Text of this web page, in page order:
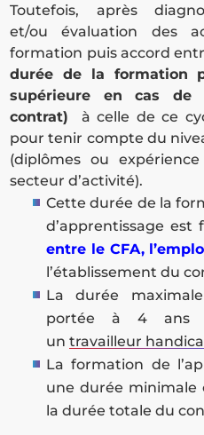
Toutefois, après
et/ou évaluation des
formation puis accord
durée de la formation
supérieure en cas de
contrat) à celle de ce
pour tenir compte du
(diplômes ou
secteur d’activité).
Cette durée de la
d’apprentissage est
entre le CFA,
l’établissement du
La durée
portée à 4 ans
untravailleur
La formation de
une durée minimale
la durée totale du